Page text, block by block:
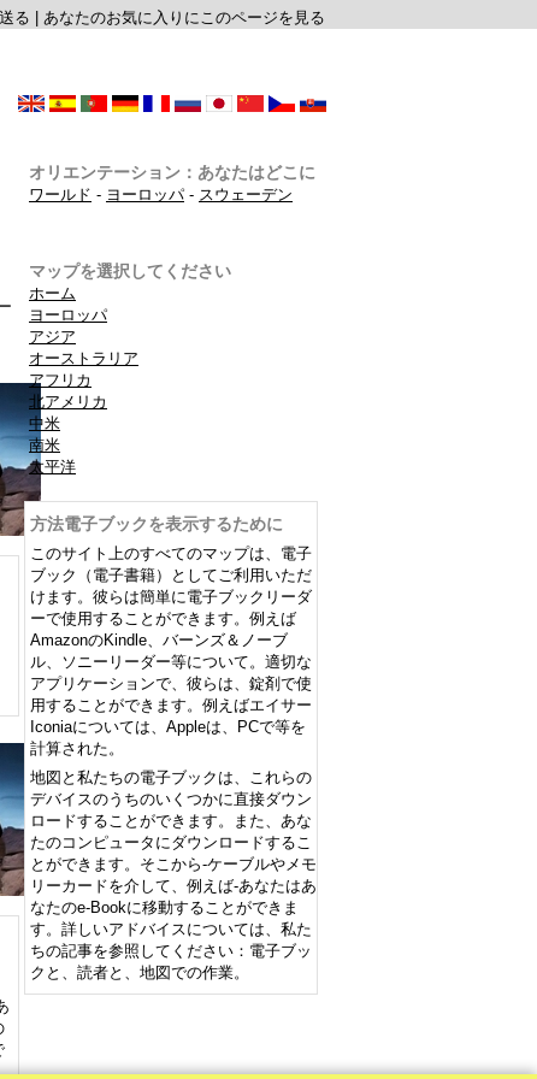
る あなたのお気に入りにこのページを見る
オリエンテーション：あなたはどこに
ワールド - ヨーロッパ - スウェーデン
マップを選択してください
ホーム
ヨーロッパ
アジア
オーストラリア
アフリカ
北アメリカ
中米
南米
太平洋
方法電子ブックを表示するために
このサイト上のすべてのマップは、電子
ブック（電子書籍）としてご利用いただ
けます。彼らは簡単に電子ブックリーダ
ーで使用することができます。例えば
AmazonのKindle、バーンズ＆ノーブ
ル、ソニーリーダー等について。適切な
アプリケーションで、彼らは、錠剤で使
用することができます。例えばエイサー
Iconiaについては、Appleは、PCで等を
計算された。
地図と私たちの電子ブックは、これらの
デバイスのうちのいくつかに直接ダウン
ロードすることができます。また、あな
たのコンピュータにダウンロードするこ
とができます。そこから-ケーブルやメモ
リーカードを介して、例えば-あなたはあ
なたのe-Bookに移動することができま
す。詳しいアドバイスについては、私た
ちの記事を参照してください：電子ブッ
クと、読者と、地図での作業。